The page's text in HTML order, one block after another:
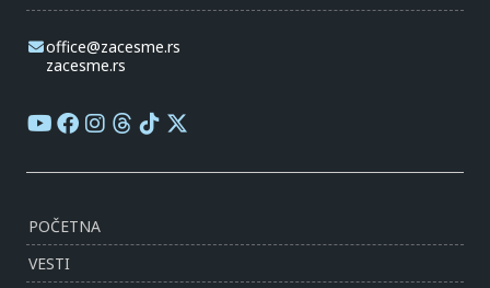
office@zacesme.rs
zacesme.rs
POČETNA
VESTI